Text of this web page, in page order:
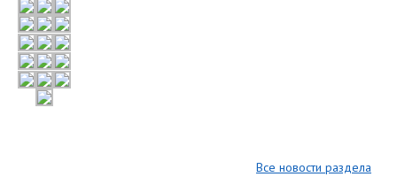
Все новости раздела